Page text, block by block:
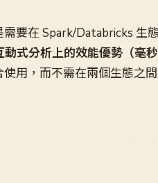
要在 Spark/Databricks 生
式分析上的效能優勢（毫秒
用，而不需在兩個生態之